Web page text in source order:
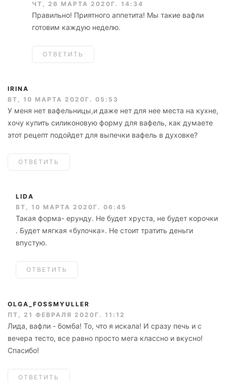
ЧТ, 26 МАРТА 2020Г. 14:34
Правильно! Приятного аппетита! Мы такие вафли
готовим каждую неделю.
ОТВЕТИТЬ
IRINA
ВТ, 10 МАРТА 2020Г. 05:53
У меня нет вафельницы,и даже нет для нее места на кухне,
хочу купить силиконовую форму для вафель, как думаете
этот рецепт подойдет для выпечки вафель в духовке?
ОТВЕТИТЬ
LIDA
ВТ, 10 МАРТА 2020Г. 06:45
Такая форма- ерунду. Не будет хруста, не будет корочки
. Будет мягкая «булочка». Не стоит тратить деньги
впустую.
ОТВЕТИТЬ
OLGA_FOSSMYULLER
ПТ, 21 ФЕВРАЛЯ 2020Г. 11:12
Лида, вафли - бомба! То, что я искала! И сразу печь и с
вечера тесто, все равно просто мега классно и вкусно!
Спасибо!
ОТВЕТИТЬ